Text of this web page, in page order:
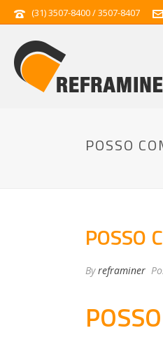
(31) 3507-8400 / 3507-8407
POSSO
POSSO
Byreframiner